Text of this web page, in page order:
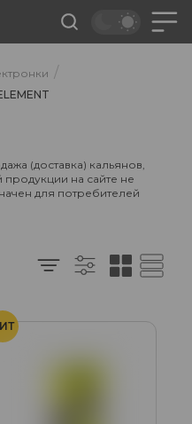
/
(доставка) кальянов,
на сайте не
для потребителей